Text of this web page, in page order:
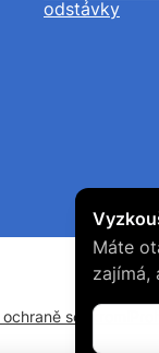
odstávky
soukromí
Máte
zajímá,